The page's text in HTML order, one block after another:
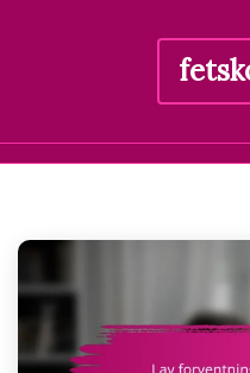
content